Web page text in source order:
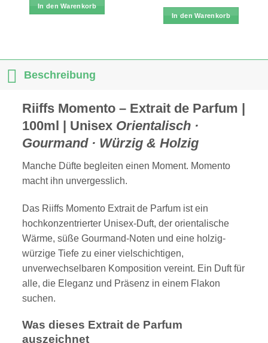
In den Warenkorb
In den Warenkorb
Beschreibung
Riiffs Momento – Extrait de Parfum |
100ml | Unisex Orientalisch ·
Gourmand · Würzig & Holzig
Manche Düfte begleiten einen Moment. Momento
macht ihn unvergesslich.
Das Riiffs Momento Extrait de Parfum ist ein
hochkonzentrierter Unisex-Duft, der orientalische
Wärme, süße Gourmand-Noten und eine holzig-
würzige Tiefe zu einer vielschichtigen,
unverwechselbaren Komposition vereint. Ein Duft für
alle, die Eleganz und Präsenz in einem Flakon
suchen.
Was dieses Extrait de Parfum
auszeichnet